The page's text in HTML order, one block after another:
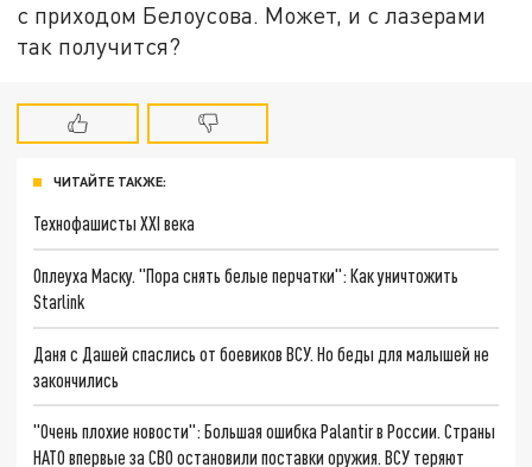
с приходом Белоусова. Может, и с лазерами
так получится?
ЧИТАЙТЕ ТАКЖЕ:
Технофашисты XXI века
Оплеуха Маску. "Пора снять белые перчатки": Как уничтожить
Starlink
Даня с Дашей спаслись от боевиков ВСУ. Но беды для малышей не
закончились
"Очень плохие новости": Большая ошибка Palantir в России. Страны
НАТО впервые за СВО остановили поставки оружия. ВСУ теряют